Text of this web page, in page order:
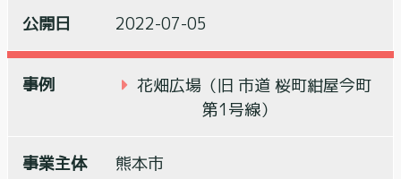
2022-07-05
花畑広場（旧 市道 桜町紺屋今町
第1号線）
熊本市